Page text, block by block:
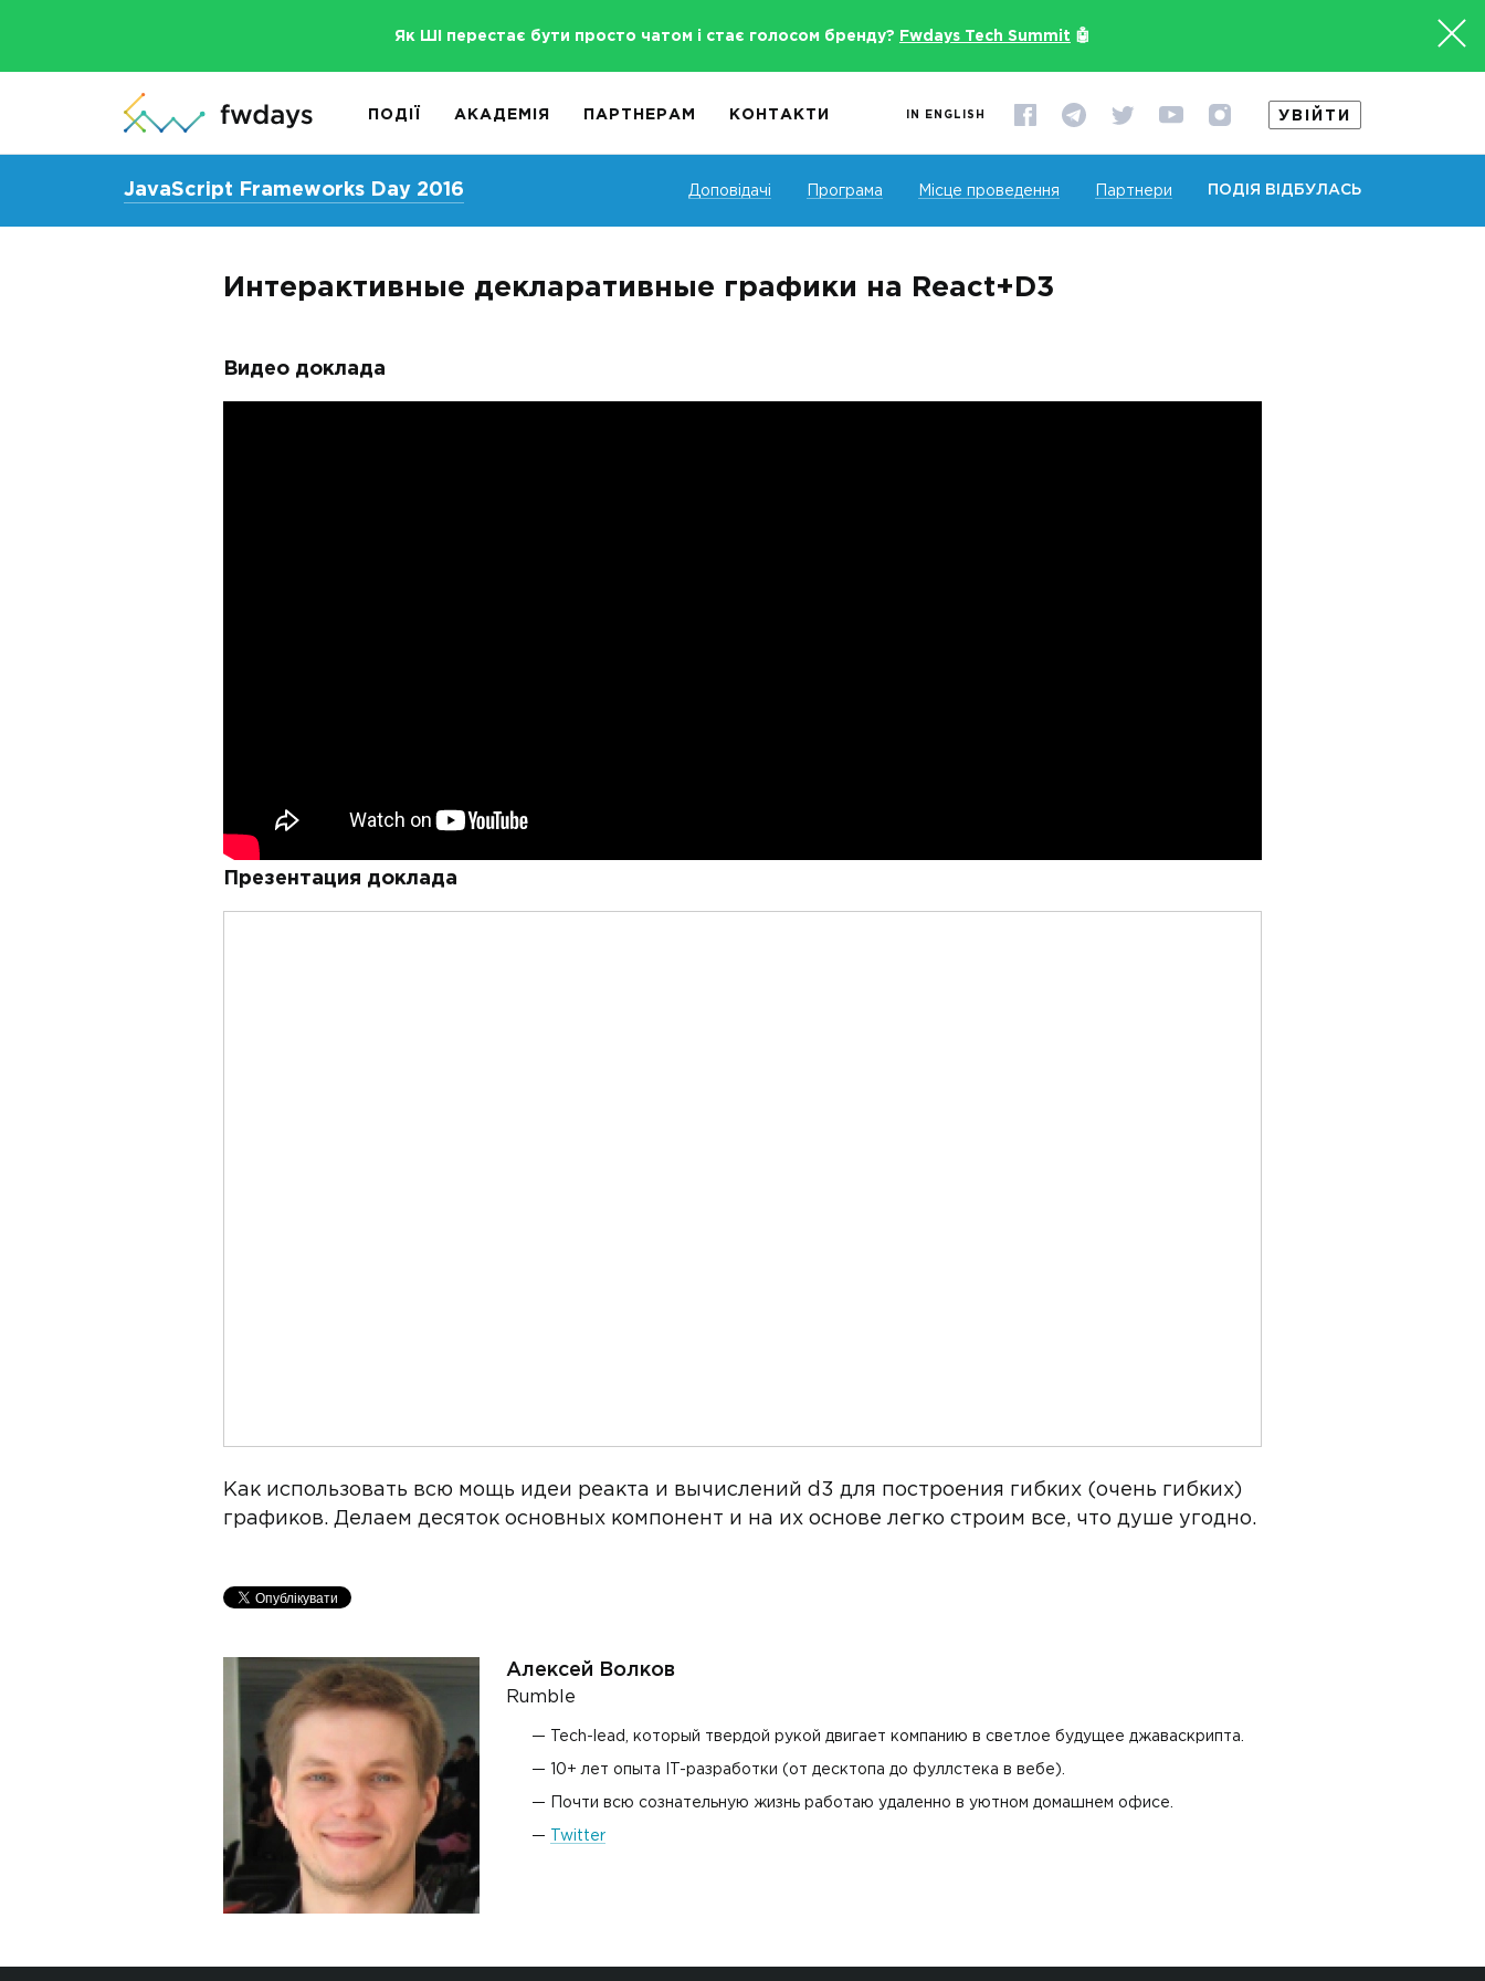
Як ШІ перестає бути просто чатом і стає голосом бренду? Fwdays Tech Summit 🤖
ПОДІЇ АКАДЕМІЯ ПАРТНЕРАМ КОНТАКТИ IN ENGLISH УВІЙТИ
JavaScript Frameworks Day 2016 Доповідачі Програма Місце проведення Партнери ПОДІЯ ВІДБУЛАСЬ
Интерактивные декларативные графики на React+D3
Видео доклада
Презентация доклада
Как использовать всю мощь идеи реакта и вычислений d3 для построения гибких (очень гибких)
графиков. Делаем десяток основных компонент и на их основе легко строим все, что душе угодно.
Алексей Волков
Rumble
Tech-lead, который твердой рукой двигает компанию в светлое будущее джаваскрипта.
10+ лет опыта IT-разработки (от десктопа до фуллстека в вебе).
Почти всю сознательную жизнь работаю удаленно в уютном домашнем офисе.
Twitter